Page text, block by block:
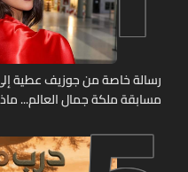
رسالة خاصة من جوزيف عطية
مسابقة ملكة جمال العالم...